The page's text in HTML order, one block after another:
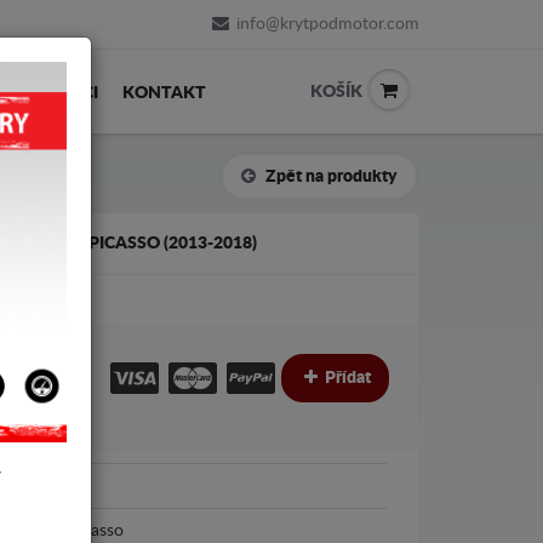
info@krytpodmotor.com
PRODEJCI KONTAKT KOŠÍK
Zpět na produkty
C4 PICASSO (2013-2018)
Přídat
C4 Picasso